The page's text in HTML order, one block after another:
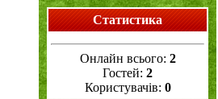
Статистика
Онлайн всього: 2
Гостей: 2
Користувачів: 0